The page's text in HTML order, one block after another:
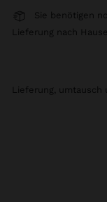
Sie benötigen
Lieferung nach Hause
lieferung,